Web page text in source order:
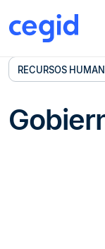
RECURSOS